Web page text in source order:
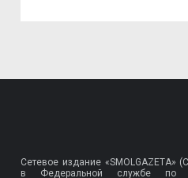
Сетевое издание «SMOLGAZETA»
в Федеральной службе по